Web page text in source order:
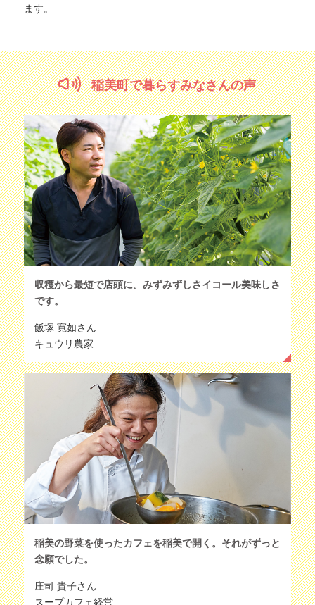
ます。
稲美町で暮らすみなさんの声
収穫から最短で店頭に。みずみずしさイコール美味しさ
です。
飯塚 寛如さん
キュウリ農家
稲美の野菜を使ったカフェを稲美で開く。それがずっと
念願でした。
庄司 貴子さん
スープカフェ経営